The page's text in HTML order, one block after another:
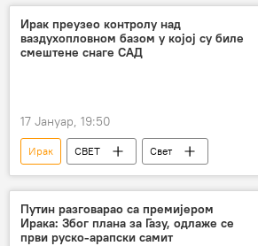
Ирак преузео контролу над
ваздухопловном базом у којој су биле
смештене снаге САД
17 Јануар, 19:50
Ирак СВЕТ
Свет
Свет – политика
Војска и наоружање
Путин разговарао са премијером
Ирака: Због плана за Газу, одлаже се
први руско-арапски самит